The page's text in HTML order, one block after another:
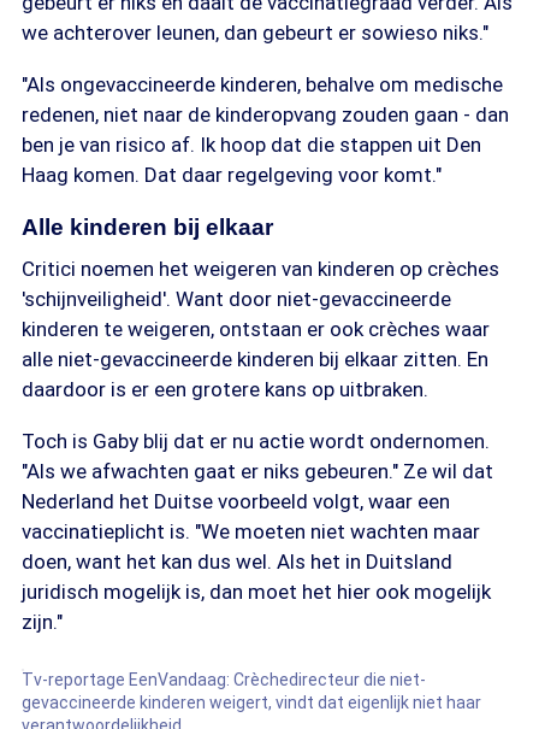
we achterover leunen, dan gebeurt er sowieso niks."
"Als ongevaccineerde kinderen, behalve om medische
redenen, niet naar de kinderopvang zouden gaan - dan
ben je van risico af. Ik hoop dat die stappen uit Den
Haag komen. Dat daar regelgeving voor komt."
Alle kinderen bij elkaar
Critici noemen het weigeren van kinderen op crèches
'schijnveiligheid'. Want door niet-gevaccineerde
kinderen te weigeren, ontstaan er ook crèches waar
alle niet-gevaccineerde kinderen bij elkaar zitten. En
daardoor is er een grotere kans op uitbraken.
Toch is Gaby blij dat er nu actie wordt ondernomen.
"Als we afwachten gaat er niks gebeuren." Ze wil dat
Nederland het Duitse voorbeeld volgt, waar een
vaccinatieplicht is. "We moeten niet wachten maar
doen, want het kan dus wel. Als het in Duitsland
juridisch mogelijk is, dan moet het hier ook mogelijk
zijn."
Tv-reportage EenVandaag: Crèchedirecteur die niet-
gevaccineerde kinderen weigert, vindt dat eigenlijk niet haar